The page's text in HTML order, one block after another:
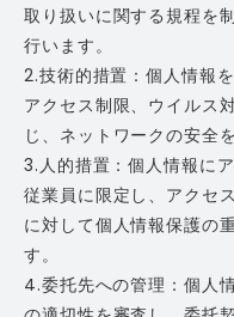
取り扱いに関する規程を
行います。
2.技術的措置：個人情報
アクセス制限、ウイルス
じ、ネットワークの安全
3.人的措置：個人情報に
従業員に限定し、アクセ
に対して個人情報保護の
す。
4.委托先への管理：個人